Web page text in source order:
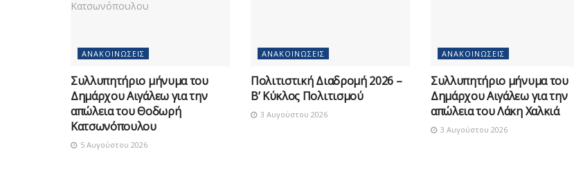
ΑΝΑΚΟΙΝΏΣΕΙΣ
Συλλυπητήριο μήνυμα του
Δημάρχου Αιγάλεω για την
απώλεια του Θοδωρή
Κατσωνόπουλου
5 Αυγούστου 2026
ΑΝΑΚΟΙΝΏΣΕΙΣ
Πολιτιστική Διαδρομή 2026 –
Β’ Κύκλος Πολιτισμού
3 Αυγούστου 2026
ΑΝΑΚΟΙΝΏΣΕΙΣ
Συλλυπητήριο μήνυμα του
Δημάρχου Αιγάλεω για την
απώλεια του Λάκη Χαλκιά
3 Αυγούστου 2026